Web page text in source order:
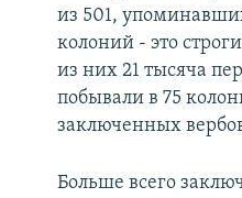
из 501,
колоний - это
из них 21 тысяча
побывали в 75
заключенных
Больше всего